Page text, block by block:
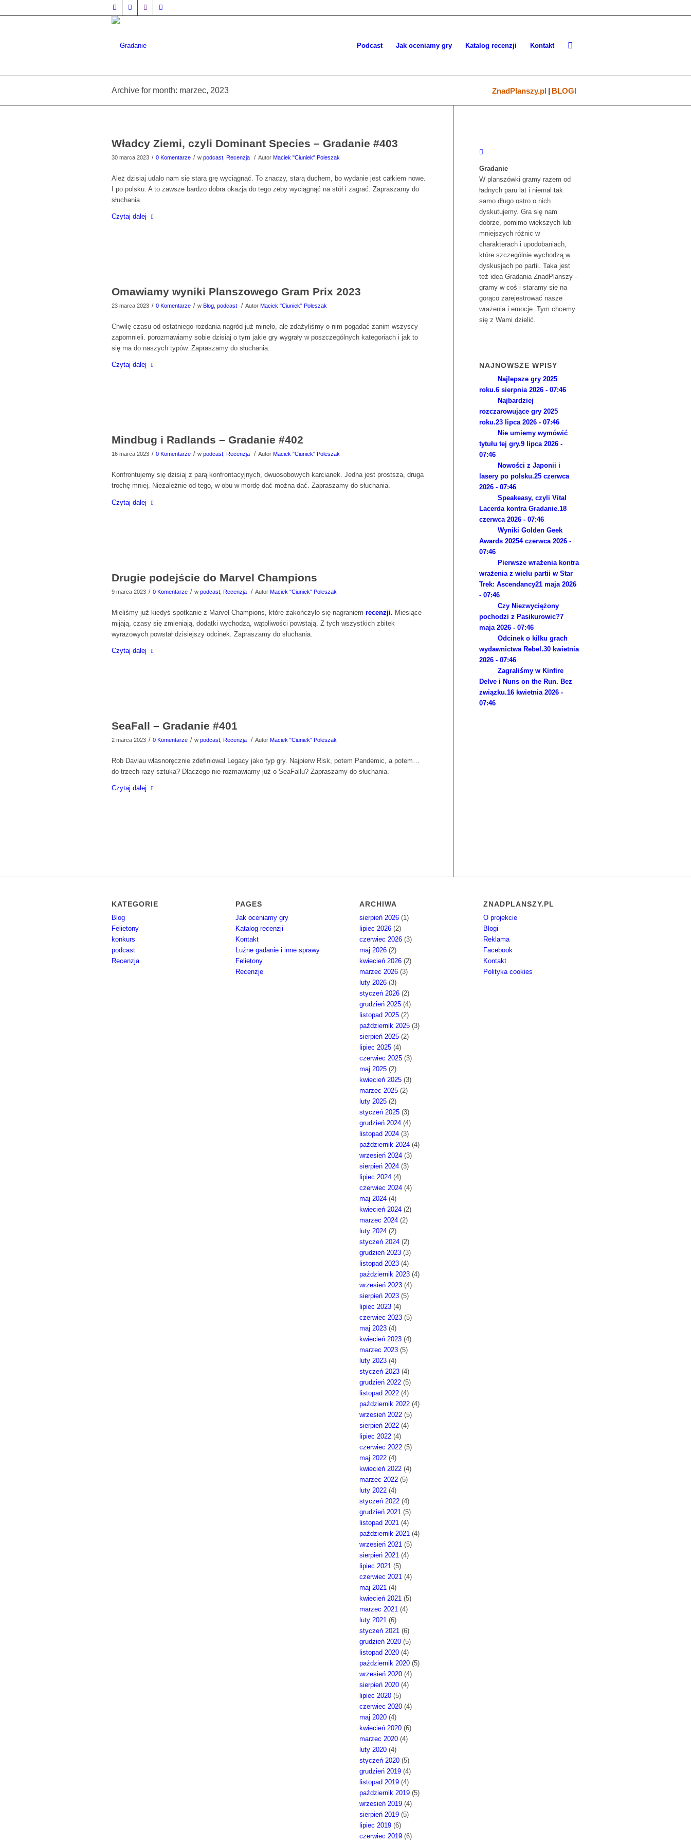
Podcast Jak oceniamy gry Katalog recenzji Kontakt
Archive for month: marzec, 2023 ZnadPlanszy.pl | BLOGI
Władcy Ziemi, czyli Dominant Species – Gradanie #403
30 marca 2023 / 0 Komentarze / w podcast Recenzja / Autor Maciek "Ciuniek" Poleszak
Ależ dzisiaj udało nam się starą grę wyciągnąć. To znaczy, starą duchem, bo wydanie jest całkiem nowe.
I po polsku. A to zawsze bardzo dobra okazja do tego żeby wyciągnąć na stół i zagrać. Zapraszamy do
słuchania.
Czytaj dalej
Omawiamy wyniki Planszowego Gram Prix 2023
23 marca 2023 / 0 Komentarze / w Blog podcast / Autor Maciek "Ciuniek" Poleszak
Chwilę czasu od ostatniego rozdania nagród już minęło, ale zdążyliśmy o nim pogadać zanim wszyscy
zapomnieli. porozmawiamy sobie dzisiaj o tym jakie gry wygrały w poszczególnych kategoriach i jak to
się ma do naszych typów. Zapraszamy do słuchania.
Czytaj dalej
Mindbug i Radlands – Gradanie #402
16 marca 2023 / 0 Komentarze / w podcast, Recenzja / Autor Maciek "Ciuniek" Poleszak
Konfrontujemy się dzisiaj z parą konfrontacyjnych, dwuosobowych karcianek. Jedna jest prostsza, druga
trochę mniej. Niezależnie od tego, w obu w mordę dać można dać. Zapraszamy do słuchania.
Czytaj dalej
Drugie podejście do Marvel Champions
9 marca 2023 / 0 Komentarze / w podcast Recenzja / Autor Maciek "Ciuniek" Poleszak
Mieliśmy już kiedyś spotkanie z Marvel Champions, które zakończyło się nagraniem recenzji. Miesiące
mijają, czasy się zmieniają, dodatki wychodzą, wątpliwości powstają. Z tych wszystkich zbitek
wyrazowych powstał dzisiejszy odcinek. Zapraszamy do słuchania.
Czytaj dalej
SeaFall – Gradanie #401
2 marca 2023 / 0 Komentarze / w podcast Recenzja / Autor Maciek "Ciuniek" Poleszak
Rob Daviau własnoręcznie zdefiniował Legacy jako typ gry. Najpierw Risk, potem Pandemic, a potem…
do trzech razy sztuka? Dlaczego nie rozmawiamy już o SeaFallu? Zapraszamy do słuchania.
Czytaj dalej
Gradanie
W planszówki gramy razem od
ładnych paru lat i niemal tak
samo długo ostro o nich
dyskutujemy. Gra się nam
dobrze, pomimo większych lub
mniejszych różnic w
charakterach i upodobaniach,
które szczególnie wychodzą w
dyskusjach po partii. Taka jest
też idea Gradania ZnadPlanszy -
gramy w coś i staramy się na
gorąco zarejestrować nasze
wrażenia i emocje. Tym chcemy
się z Wami dzielić.
NAJNOWSZE WPISY
Najlepsze gry 2025
roku.6 sierpnia 2026 - 07:46
Najbardziej
rozczarowujące gry 2025
roku.23 lipca 2026 - 07:46
Nie umiemy wymówić
tytułu tej gry.9 lipca 2026 -
07:46
Nowości z Japonii i
lasery po polsku.25 czerwca
2026 - 07:46
Speakeasy, czyli Vital
Lacerda kontra Gradanie.18
czerwca 2026 - 07:46
Wyniki Golden Geek
Awards 20254 czerwca 2026 -
07:46
Pierwsze wrażenia kontra
wrażenia z wielu partii w Star
Trek: Ascendancy21 maja 2026
- 07:46
Czy Niezwyciężony
pochodzi z Pasikurowic?7
maja 2026 - 07:46
Odcinek o kilku grach
wydawnictwa Rebel.30 kwietnia
2026 - 07:46
Zagraliśmy w Kinfire
Delve i Nuns on the Run. Bez
związku.16 kwietnia 2026 -
07:46
KATEGORIE
Blog
Felietony
konkurs
podcast
Recenzja
PAGES
Jak oceniamy gry
Katalog recenzji
Kontakt
Luźne gadanie i inne sprawy
Felietony
Recenzje
ARCHIWA
sierpień 2026 (1)
lipiec 2026 (2)
czerwiec 2026 (3)
maj 2026 (2)
kwiecień 2026 (2)
marzec 2026 (3)
luty 2026 (3)
styczeń 2026 (2)
grudzień 2025 (4)
listopad 2025 (2)
październik 2025 (3)
sierpień 2025 (2)
lipiec 2025 (4)
czerwiec 2025 (3)
maj 2025 (2)
kwiecień 2025 (3)
marzec 2025 (2)
luty 2025 (2)
styczeń 2025 (3)
grudzień 2024 (4)
listopad 2024 (3)
październik 2024 (4)
wrzesień 2024 (3)
sierpień 2024 (3)
lipiec 2024 (4)
czerwiec 2024 (4)
maj 2024 (4)
kwiecień 2024 (2)
marzec 2024 (2)
luty 2024 (2)
styczeń 2024 (2)
grudzień 2023 (3)
listopad 2023 (4)
październik 2023 (4)
wrzesień 2023 (4)
sierpień 2023 (5)
lipiec 2023 (4)
czerwiec 2023 (5)
maj 2023 (4)
kwiecień 2023 (4)
marzec 2023 (5)
luty 2023 (4)
styczeń 2023 (4)
grudzień 2022 (5)
listopad 2022 (4)
październik 2022 (4)
wrzesień 2022 (5)
sierpień 2022 (4)
lipiec 2022 (4)
czerwiec 2022 (5)
maj 2022 (4)
kwiecień 2022 (4)
marzec 2022 (5)
luty 2022 (4)
styczeń 2022 (4)
grudzień 2021 (5)
listopad 2021 (4)
październik 2021 (4)
wrzesień 2021 (5)
sierpień 2021 (4)
lipiec 2021 (5)
czerwiec 2021 (4)
maj 2021 (4)
kwiecień 2021 (5)
marzec 2021 (4)
luty 2021 (6)
styczeń 2021 (6)
grudzień 2020 (5)
listopad 2020 (4)
październik 2020 (5)
wrzesień 2020 (4)
sierpień 2020 (4)
lipiec 2020 (5)
czerwiec 2020 (4)
maj 2020 (4)
kwiecień 2020 (6)
marzec 2020 (4)
luty 2020 (4)
styczeń 2020 (5)
grudzień 2019 (4)
listopad 2019 (4)
październik 2019 (5)
wrzesień 2019 (4)
sierpień 2019 (5)
lipiec 2019 (6)
czerwiec 2019 (6)
ZNADPLANSZY.PL
O projekcie
Blogi
Reklama
Facebook
Kontakt
Polityka cookies